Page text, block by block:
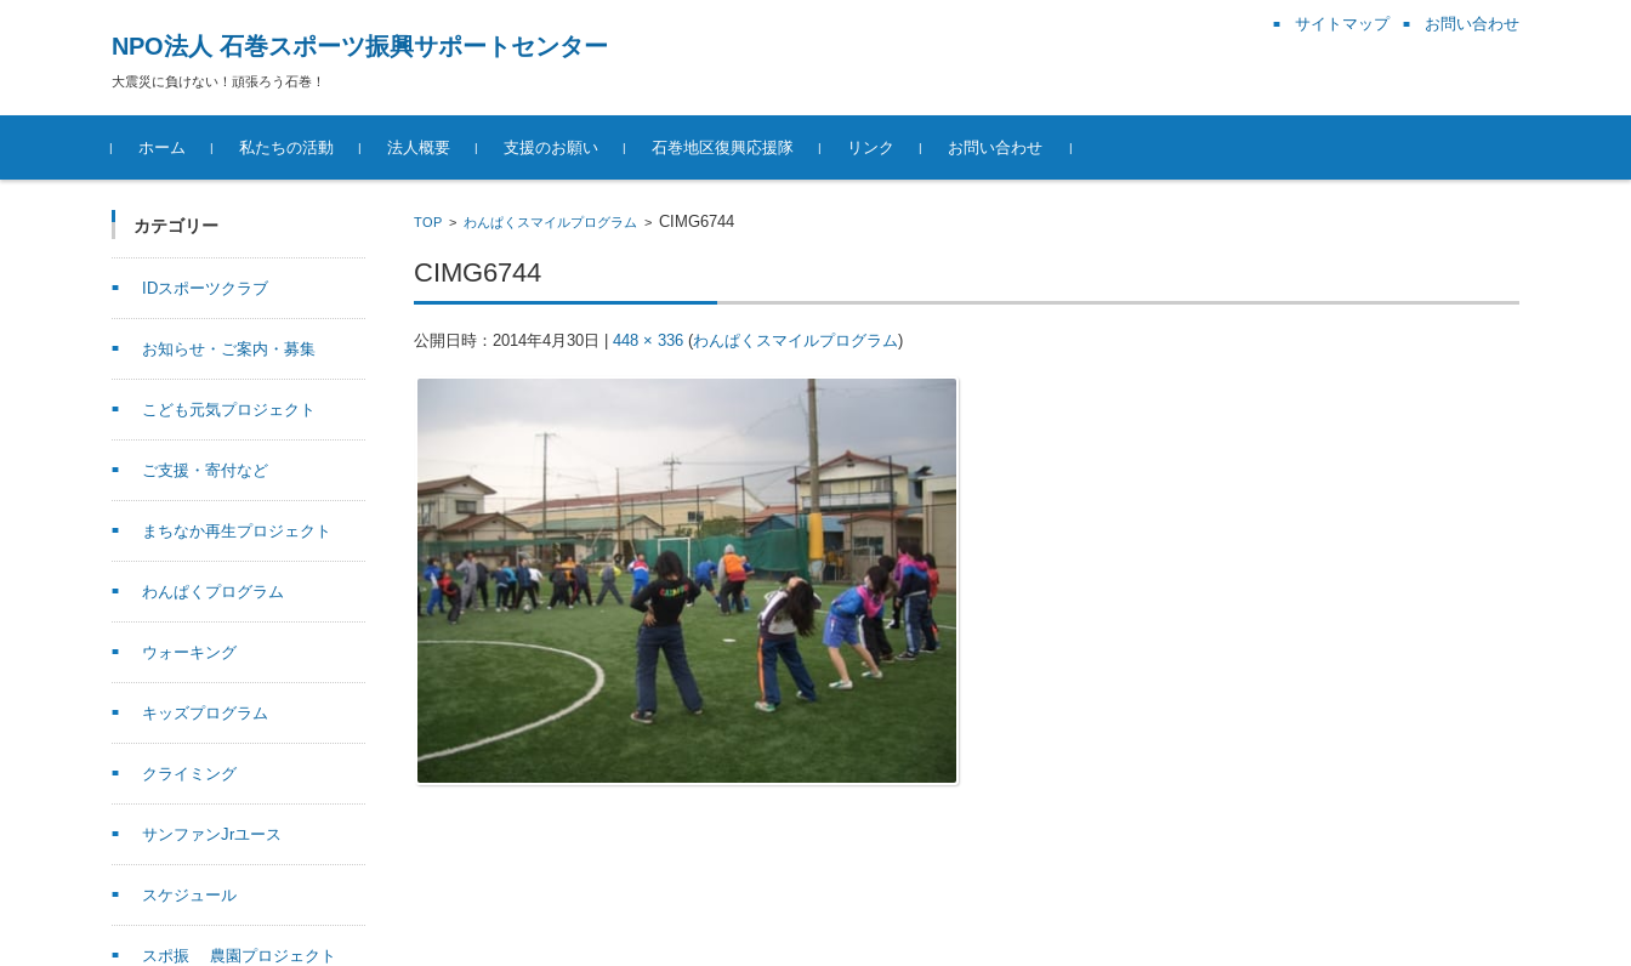
NPO法人 石巻スポーツ振興サポートセンター
大震災に負けない！頑張ろう石巻！
サイトマップ お問い合わせ
コンテンツに移動
ホーム
私たちの活動 法人概要 支援のお願い 石巻地区復興応援隊 リンク お問い合わせ
TOP> わんぱくスマイルプログラム > CIMG6744
CIMG6744
公開日時： 2014年4月30日 448 × 336(わんぱくスマイルプログラム)
カテゴリー
IDスポーツクラブ
お知らせ・ご案内・募集
こども元気プロジェクト
ご支援・寄付など
まちなか再生プロジェクト
わんぱくプログラム
ウォーキング
キッズプログラム
クライミング
サンファンJrユース
スケジュール
スポ振 農園プロジェクト